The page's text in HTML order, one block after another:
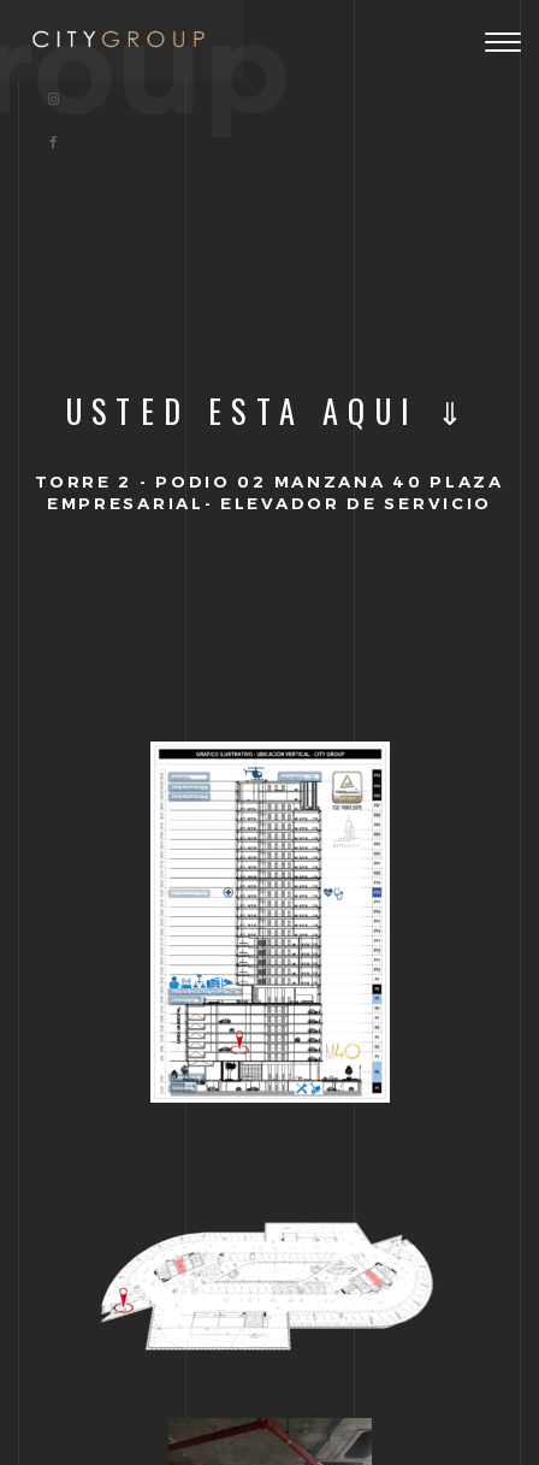
USTED ESTA AQUI ⇓
TORRE 2 - PODIO 02 MANZANA 40 PLAZA
EMPRESARIAL- ELEVADOR DE SERVICIO